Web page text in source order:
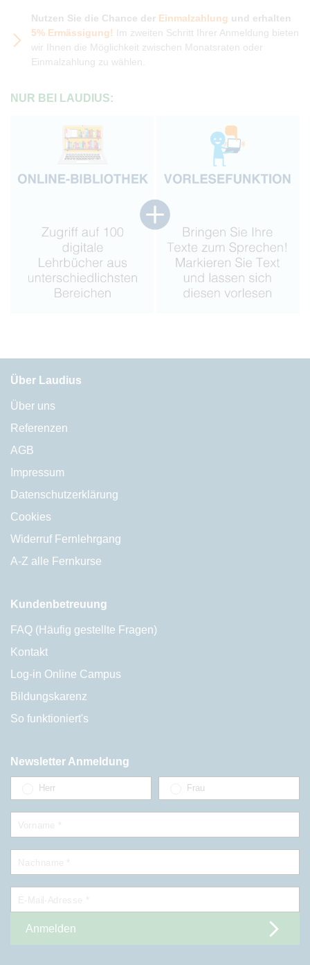
Nutzen Sie die Chance der Einmalzahlung und erhalten
5% Ermässigung!
Im zweiten Schritt Ihrer Anmeldung bieten
wir Ihnen die Möglichkeit zwischen Monatsraten oder
Einmalzahlung zu wählen.
NUR BEI LAUDIUS:
Über Laudius
Über uns
Referenzen
AGB
Impressum
Datenschutzerklärung
Cookies
Widerruf Fernlehrgang
A-Z alle Fernkurse
Kundenbetreuung
FAQ (Häufig gestellte Fragen)
Kontakt
Log-in Online Campus
Bildungskarenz
So funktioniert's
Newsletter Anmeldung
Herr Frau
Anmelden